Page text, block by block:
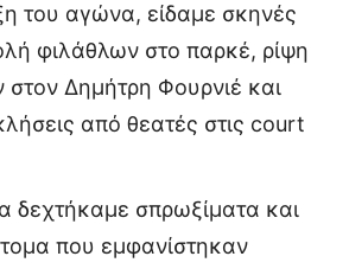
του αγώνα, είδαμε σκηνές
φιλάθλων στο παρκέ, ρίψη
στον Δημήτρη Φουρνιέ και
από θεατές στις court
δεχτήκαμε σπρωξίματα και
που εμφανίστηκαν